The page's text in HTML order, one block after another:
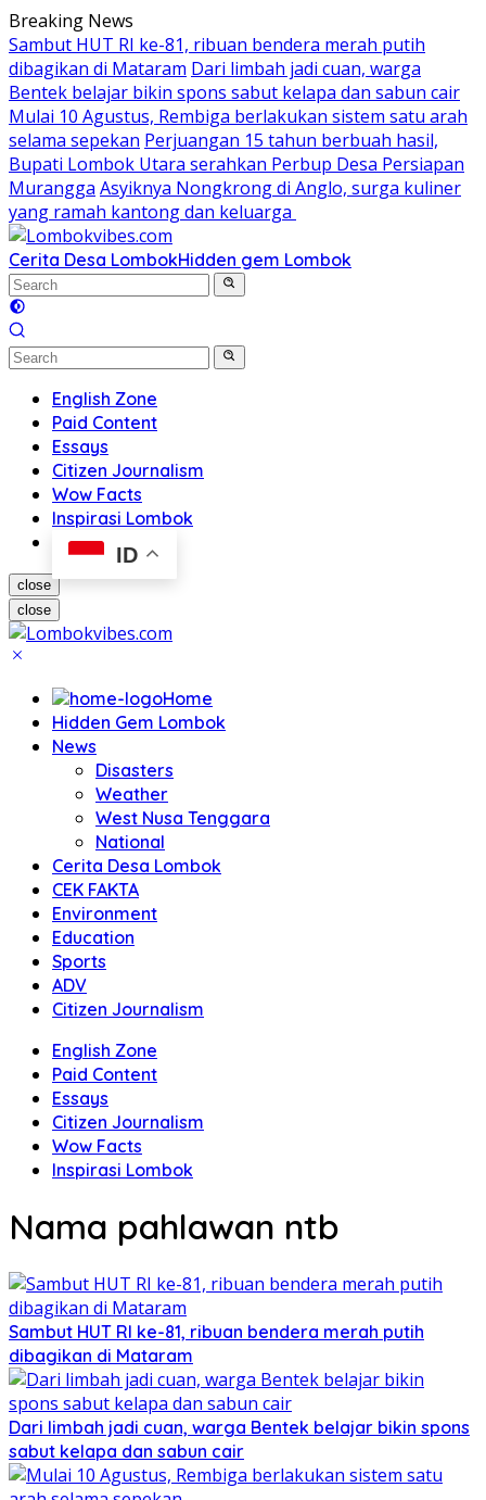
Skip
to
content
Breaking News
Sambut HUT RI ke-81, ribuan bendera merah putih
dibagikan di Mataram Dari limbah jadi cuan, warga
Bentek belajar bikin spons sabut kelapa dan sabun cair
Mulai 10 Agustus, Rembiga berlakukan sistem satu arah
selama sepekan Perjuangan 15 tahun berbuah hasil,
Bupati Lombok Utara serahkan Perbup Desa Persiapan
Murangga Asyiknya Nongkrong di Anglo, surga kuliner
yang ramah kantong dan keluarga
Cerita Desa LombokHidden gem Lombok
English Zone
Paid Content
Essays
Citizen Journalism
Wow Facts
Inspirasi Lombok
ID
close
close
Home
Hidden Gem Lombok
News
Disasters
Weather
West Nusa Tenggara
National
Cerita Desa Lombok
CEK FAKTA
Environment
Education
Sports
ADV
Citizen Journalism
English Zone
Paid Content
Essays
Citizen Journalism
Wow Facts
Inspirasi Lombok
Nama pahlawan ntb
Sambut HUT RI ke-81, ribuan bendera merah putih
dibagikan di Mataram
Dari limbah jadi cuan, warga Bentek belajar bikin spons
sabut kelapa dan sabun cair